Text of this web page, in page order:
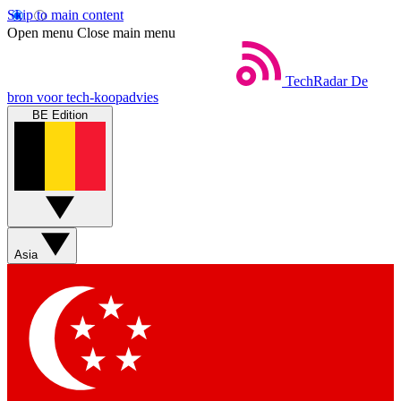
Skip to main content
Open menu Close main menu
TechRadar De
bron voor tech-koopadvies
BE Edition
Asia